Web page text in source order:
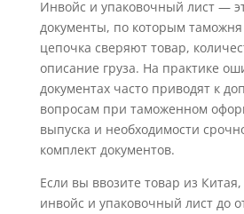
Инвойс и упаковочный лист —
документы, по которым таможня
цепочка сверяют товар,
описание груза. На практике
документах часто приводят к
вопросам при таможенном
выпуска и необходимости
комплект документов.
Если вы ввозите товар из
инвойс и упаковочный лист до